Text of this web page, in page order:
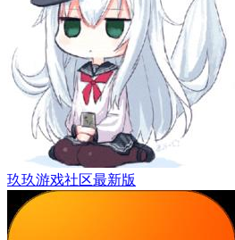
玖玖游戏社区最新版